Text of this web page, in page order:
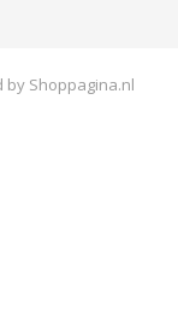
Shoppagina.nl